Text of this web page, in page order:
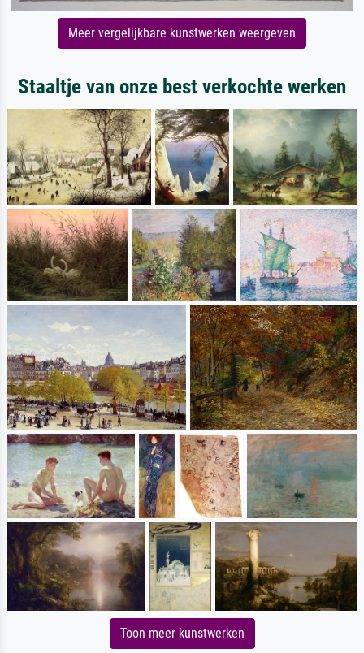
Meer vergelijkbare kunstwerken weergeven
Staaltje van onze best verkochte werken
Toon meer kunstwerken